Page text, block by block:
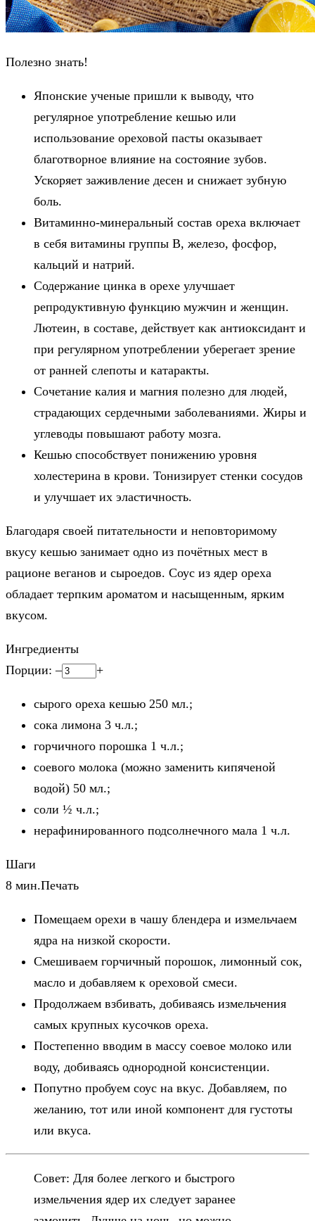
Полезно знать!
Японские ученые пришли к выводу, что
регулярное употребление кешью или
использование ореховой пасты оказывает
благотворное влияние на состояние зубов.
Ускоряет заживление десен и снижает зубную
боль.
Витаминно-минеральный состав ореха включает
в себя витамины группы В, железо, фосфор,
кальций и натрий.
Содержание цинка в орехе улучшает
репродуктивную функцию мужчин и женщин.
Лютеин, в составе, действует как антиоксидант и
при регулярном употреблении уберегает зрение
от ранней слепоты и катаракты.
Сочетание калия и магния полезно для людей,
страдающих сердечными заболеваниями. Жиры и
углеводы повышают работу мозга.
Кешью способствует понижению уровня
холестерина в крови. Тонизирует стенки сосудов
и улучшает их эластичность.
Благодаря своей питательности и неповторимому
вкусу кешью занимает одно из почётных мест в
рационе веганов и сыроедов. Соус из ядер ореха
обладает терпким ароматом и насыщенным, ярким
вкусом.
Ингредиенты
Порции:– +
сырого ореха кешью 250 мл.;
сока лимона 3 ч.л.;
горчичного порошка 1 ч.л.;
соевого молока (можно заменить кипяченой
водой) 50 мл.;
соли ½ ч.л.;
нерафинированного подсолнечного мала 1 ч.л.
Шаги
8 мин.Печать
Помещаем орехи в чашу блендера и измельчаем
ядра на низкой скорости.
Смешиваем горчичный порошок, лимонный сок,
масло и добавляем к ореховой смеси.
Продолжаем взбивать, добиваясь измельчения
самых крупных кусочков ореха.
Постепенно вводим в массу соевое молоко или
воду, добиваясь однородной консистенции.
Попутно пробуем соус на вкус. Добавляем, по
желанию, тот или иной компонент для густоты
или вкуса.
Совет: Для более легкого и быстрого
измельчения ядер их следует заранее